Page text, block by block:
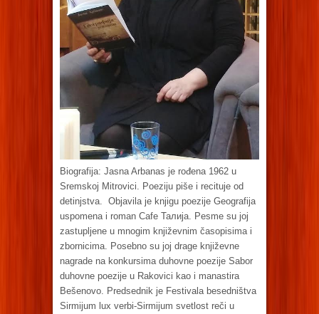
Biografija: Jasna Arbanas je rođena 1962 u
Sremskoj Mitrovici. Poeziju piše i recituje od
detinjstva. Objavila je knjigu poezije Geografija
uspomena i roman Cafe Талија. Pesme su joj
zastupljene u mnogim književnim časopisima i
zbornicima. Posebno su joj drage književne
nagrade na konkursima duhovne poezije Sabor
duhovne poezije u Rakovici kao i manastira
Bešenovo. Predsednik je Festivala besedništva
Sirmijum lux verbi-Sirmijum svetlost reči u